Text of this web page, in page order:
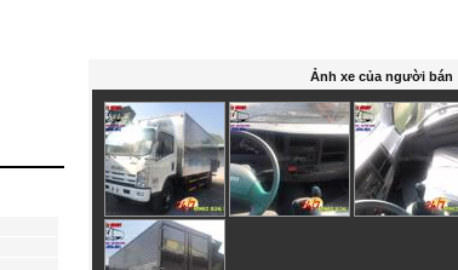
Ảnh xe của người bán